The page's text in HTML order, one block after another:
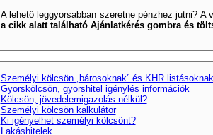
A lehető leggyorsabban szeretne pénzhez jutni? A
a cikk alatt található Ajánlatkérés gombra és
Személyi kölcsön „bárosoknak” és KHR listásoknak
Gyorskölcsön, gyorshitel igénylés információk
Kölcsön, jövedelemigazolás nélkül?
Személyi kölcsön kalkulátor
Ki igényelhet személyi kölcsönt?
Lakáshitelek